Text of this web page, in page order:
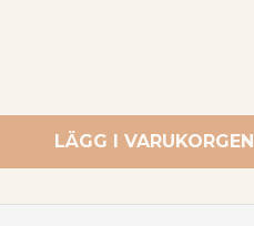
LÄGG I VARUKORGEN